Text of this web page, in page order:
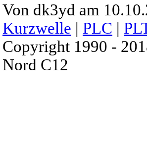
Von dk3yd am
Kurzwelle | PLC |
Copyright 1990 -
Nord C12